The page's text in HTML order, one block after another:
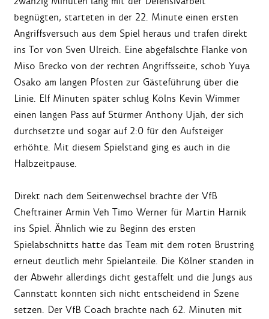
begnügten, starteten in der 22. Minute einen ersten
Angriffsversuch aus dem Spiel heraus und trafen direkt
ins Tor von Sven Ulreich. Eine abgefälschte Flanke von
Miso Brecko von der rechten Angriffsseite, schob Yuya
Osako am langen Pfosten zur Gästeführung über die
Linie. Elf Minuten später schlug Kölns Kevin Wimmer
einen langen Pass auf Stürmer Anthony Ujah, der sich
durchsetzte und sogar auf 2:0 für den Aufsteiger
erhöhte. Mit diesem Spielstand ging es auch in die
Halbzeitpause.
Direkt nach dem Seitenwechsel brachte der VfB
Cheftrainer Armin Veh Timo Werner für Martin Harnik
ins Spiel. Ähnlich wie zu Beginn des ersten
Spielabschnitts hatte das Team mit dem roten Brustring
erneut deutlich mehr Spielanteile. Die Kölner standen in
der Abwehr allerdings dicht gestaffelt und die Jungs aus
Cannstatt konnten sich nicht entscheidend in Szene
setzen. Der VfB Coach brachte nach 62. Minuten mit